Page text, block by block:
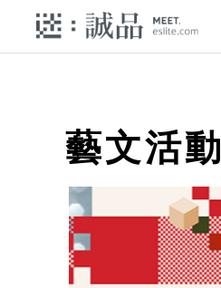
藝文活動